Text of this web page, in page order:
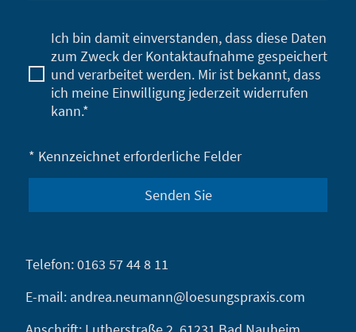
Ich bin damit einverstanden, dass diese Daten
zum Zweck der Kontaktaufnahme gespeichert
und verarbeitet werden. Mir ist bekannt, dass
ich meine Einwilligung jederzeit widerrufen
kann.*
* Kennzeichnet erforderliche Felder
Senden Sie
Telefon: 0163 57 44 8 11
E-mail: andrea.neumann@loesungspraxis.com